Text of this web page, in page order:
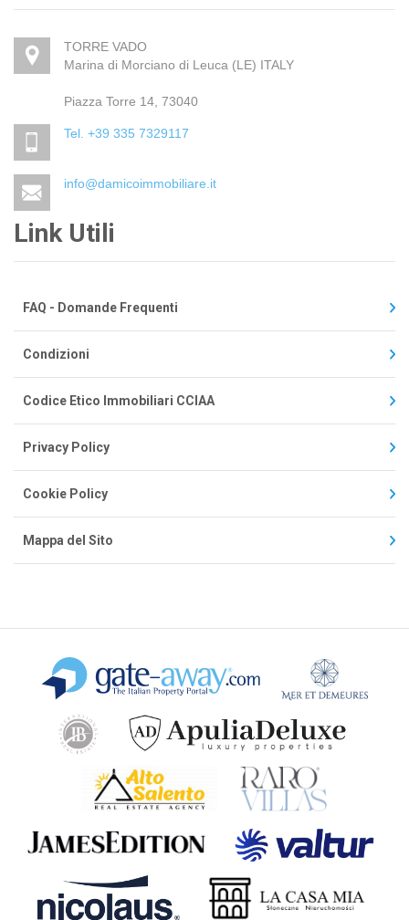
TORRE VADO
Marina di Morciano di Leuca (LE) ITALY
Piazza Torre 14, 73040
Tel. +39 335 7329117
info@damicoimmobiliare.it
Link Utili
FAQ - Domande Frequenti
Condizioni
Codice Etico Immobiliari CCIAA
Privacy Policy
Cookie Policy
Mappa del Sito